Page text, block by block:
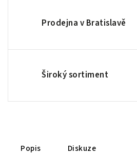
Prodejna v Bratislavě
Široký sortiment
Popis Diskuze